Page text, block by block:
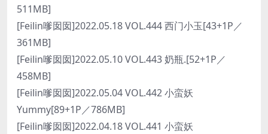
511MB]
[Feilin嗲囡囡]2022.05.18 VOL.444 西门小玉[43+1P／
361MB]
[Feilin嗲囡囡]2022.05.10 VOL.443 奶瓶.[52+1P／
458MB]
[Feilin嗲囡囡]2022.05.04 VOL.442 小蛮妖
Yummy[89+1P／786MB]
[Feilin嗲囡囡]2022.04.18 VOL.441 小蛮妖